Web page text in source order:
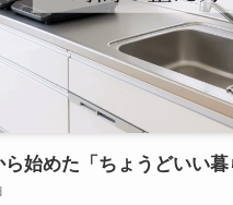
始めた「ちょうどいい暮